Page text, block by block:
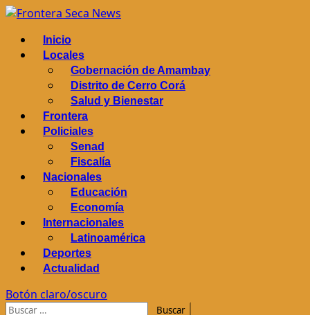
Saltar
contenido
Menú
principal
Inicio
Locales
Gobernación de Amambay
Distrito de Cerro Corá
Salud y Bienestar
Frontera
Policiales
Senad
Fiscalía
Nacionales
Educación
Economía
Internacionales
Latinoamérica
Deportes
Actualidad
Botón claro/oscuro
Buscar: